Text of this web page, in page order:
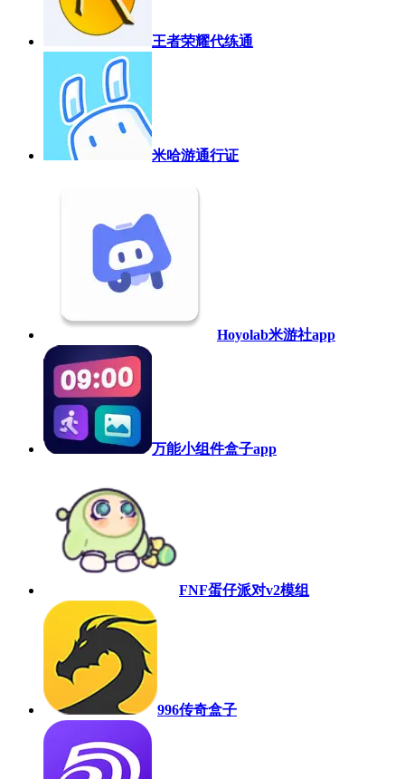
王者荣耀代练通
米哈游通行证
Hoyolab米游社app
万能小组件盒子app
FNF蛋仔派对v2模组
996传奇盒子